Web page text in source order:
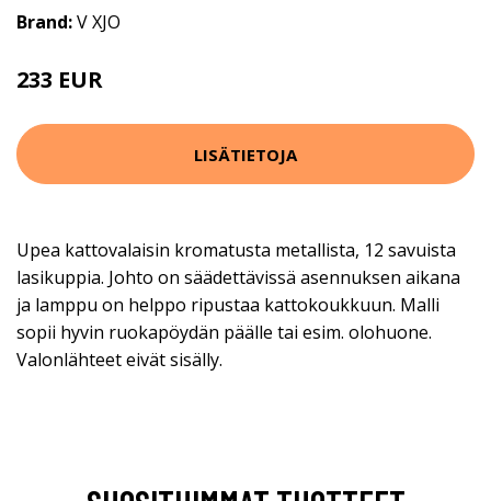
Brand:V XJO
233 EUR
LISÄTIETOJA
Upea kattovalaisin kromatusta metallista, 12 savuista
lasikuppia. Johto on säädettävissä asennuksen aikana
ja lamppu on helppo ripustaa kattokoukkuun. Malli
sopii hyvin ruokapöydän päälle tai esim. olohuone.
Valonlähteet eivät sisälly.